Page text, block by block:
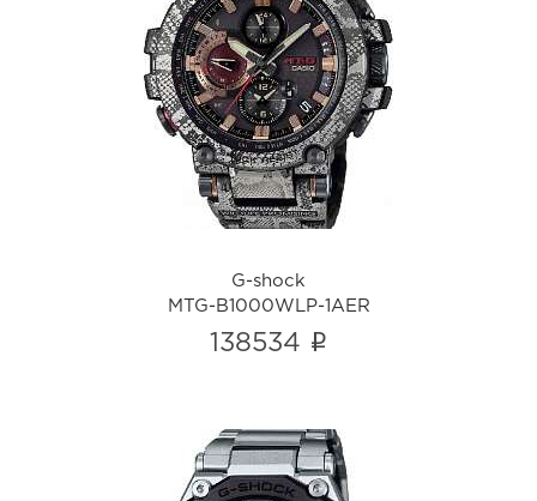
G-shock
MTG-B1000WLP-1AER
i
G-shock
MTG-B1000WLP-1AER
138534 i